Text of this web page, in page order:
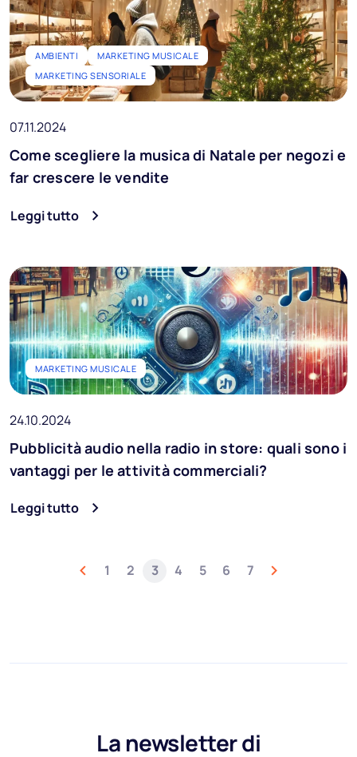
AMBIENTI
MARKETING MUSICALE
MARKETING SENSORIALE
07.11.2024
Come scegliere la musica di Natale per negozi e
far crescere le vendite
Leggi tutto
MARKETING MUSICALE
24.10.2024
Pubblicità audio nella radio in store: quali sono i
vantaggi per le attività commerciali?
Leggi tutto
1 2 3 4 5 6 7
La newsletter di